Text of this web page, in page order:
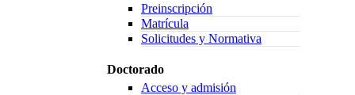
Preinscripción
Matrícula
Solicitudes y Normativa
Doctorado
Acceso y admisión